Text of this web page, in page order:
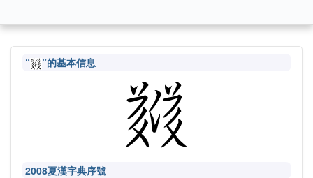
“ ”的基本信息
2008夏漢字典序號